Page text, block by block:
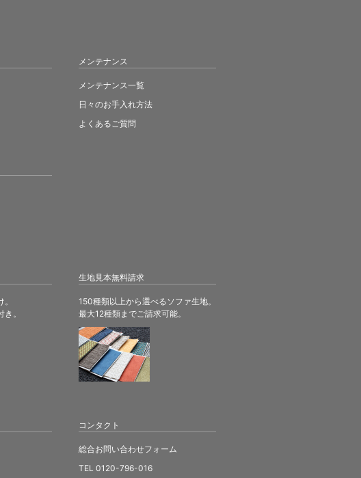
。
生地見本無料請求
150種類以上から選べるソファ生地。
最大12種類までご請求可能。
メンテナンス
メンテナンス一覧
日々のお手入れ方法
よくあるご質問
コンタクト
総合お問い合わせフォーム
TEL 0120-796-016